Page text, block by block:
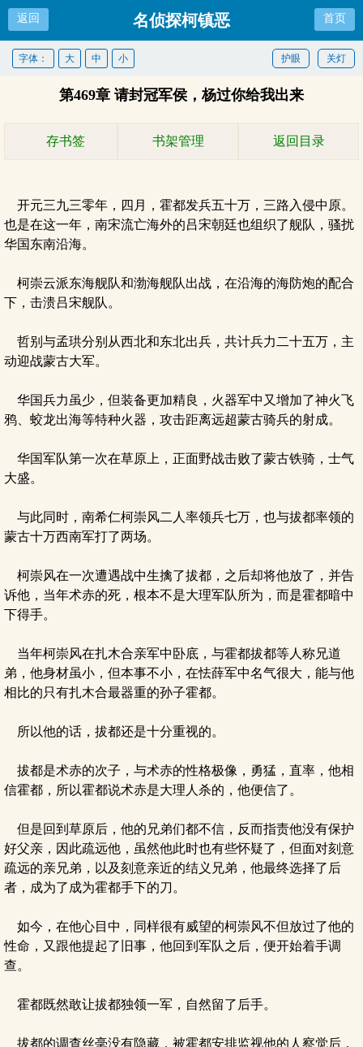
返回 名侦探柯镇恶 首页
关灯
护眼
字体： 大 中 小
第469章 请封冠军侯，杨过你给我出来
存书签 书架管理 返回目录
开元三九三零年，四月，霍都发兵五十万，三路入侵中原。
也是在这一年，南宋流亡海外的吕宋朝廷也组织了舰队，骚扰
华国东南沿海。
柯崇云派东海舰队和渤海舰队出战，在沿海的海防炮的配合
下，击溃吕宋舰队。
哲别与孟珙分别从西北和东北出兵，共计兵力二十五万，主
动迎战蒙古大军。
华国兵力虽少，但装备更加精良，火器军中又增加了神火飞
鸦、蛟龙出海等特种火器，攻击距离远超蒙古骑兵的射成。
华国军队第一次在草原上，正面野战击败了蒙古铁骑，士气
大盛。
与此同时，南希仁柯崇风二人率领兵七万，也与拔都率领的
蒙古十万西南军打了两场。
柯崇风在一次遭遇战中生擒了拔都，之后却将他放了，并告
诉他，当年术赤的死，根本不是大理军队所为，而是霍都暗中
下得手。
当年柯崇风在扎木合亲军中卧底，与霍都拔都等人称兄道
弟，他身材虽小，但本事不小，在怯薛军中名气很大，能与他
相比的只有扎木合最器重的孙子霍都。
所以他的话，拔都还是十分重视的。
拔都是术赤的次子，与术赤的性格极像，勇猛，直率，他相
信霍都，所以霍都说术赤是大理人杀的，他便信了。
但是回到草原后，他的兄弟们都不信，反而指责他没有保护
好父亲，因此疏远他，虽然他此时也有些怀疑了，但面对刻意
疏远的亲兄弟，以及刻意亲近的结义兄弟，他最终选择了后
者，成为了成为霍都手下的刀。
如今，在他心目中，同样很有威望的柯崇风不但放过了他的
性命，又跟他提起了旧事，他回到军队之后，便开始着手调
查。
霍都既然敢让拔都独领一军，自然留了后手。
拔都的调查丝毫没有隐藏，被霍都安排监视他的人察觉后，